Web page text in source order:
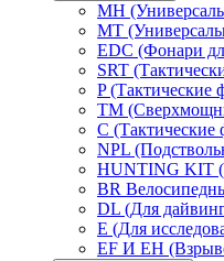
MH
MT
EDC (Фонари
SRT
P (Тактические
TM
C (Тактические
NPL
HUNTING KIT
BR
DL (Для
E (Для
EF И EH